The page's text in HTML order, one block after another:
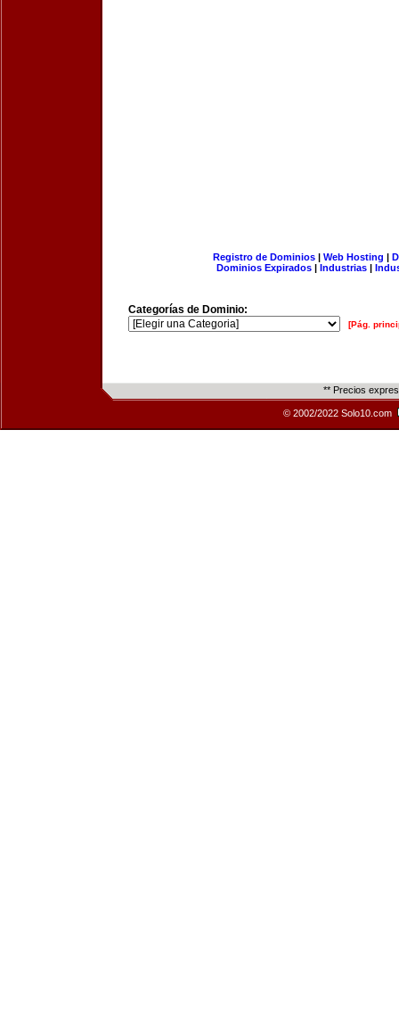
Registro de Dominios| Web Hosting |
Dominios Expirados | Industrias |
Categorías de Dominio:
[Pág.
** Precios
© 2002/2022 Solo10.com